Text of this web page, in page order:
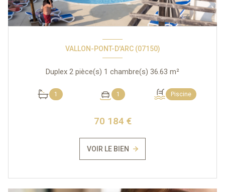
VALLON-PONT-D'ARC (07150)
Duplex 2 pièce(s) 1 chambre(s) 36.63 m²
1 1 Piscine
70 184 €
VOIR LE BIEN